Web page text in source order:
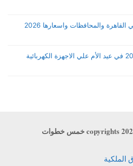
اجمل أماكن خروجة العيد في القاهرة والمحافظات واسعارها 2026
تخفيضات كارفور مارس 2026 في عيد الأم علي الاجهزة الكهربائية